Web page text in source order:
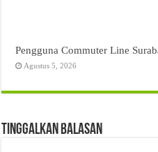
Pengguna Commuter Line
Agustus 5, 2026
Tinggalkan Balasan